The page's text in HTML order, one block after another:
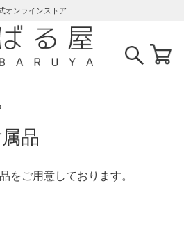
オンラインストア
品
をご用意しております。